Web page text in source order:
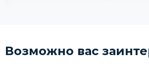
Возможно вас